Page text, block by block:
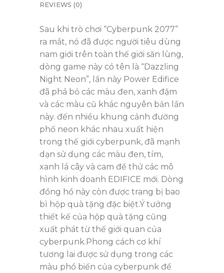
REVIEWS (0)
Sau khi trò chơi “Cyberpunk 2077”
ra mắt, nó đã được người tiêu dùng
nam giới trên toàn thế giới săn lùng,
dòng game này có tên là “Dazzling
Night Neon”, lần này Power Edifice
đã phá bỏ các màu đen, xanh đậm
và các màu cũ khác nguyên bản lần
này. đến nhiều khung cảnh đường
phố neon khác nhau xuất hiện
trong thế giới cyberpunk, đã mạnh
dạn sử dụng các màu đen, tím,
xanh lá cây và cam để thử các mô
hình kinh doanh EDIFICE mới. Dòng
đồng hồ này còn được trang bị bao
bì hộp quà tặng đặc biệt.Ý tưởng
thiết kế của hộp quà tặng cũng
xuất phát từ thế giới quan của
cyberpunk.Phong cách cơ khí
tương lai được sử dụng trong các
màu phổ biến của cyberpunk để